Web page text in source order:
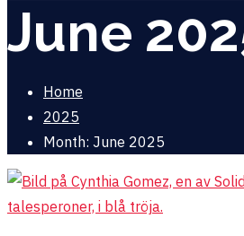
June
Home
2025
Month: June 2025